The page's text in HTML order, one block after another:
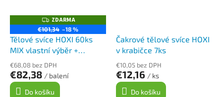
Z
D
A
R
M
A
ZDARMA
€101,34 –18 %
Tělové svíce HOXI 60ks
MIX vlastní výběr +
čakrové svíce zdarma
€68,08 bez DPH
€82,38 / balení
Do košíku
Čakrové tělové svíce HOXI
v krabičce 7ks
€10,05 bez DPH
€12,16 / ks
Do košíku